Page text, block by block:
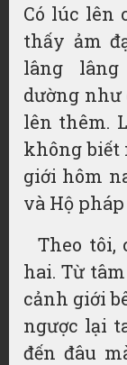
Có lúc lên
thấy ảm
lâng
dường như
lên thêm.
không biết
giới hôm
và Hộ
Theo tôi,
hai. Từ
cảnh giới
ngược lại
đến đâu